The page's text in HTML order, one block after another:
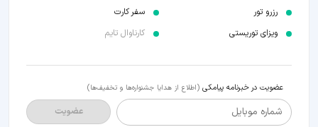
رزرو تور
ویزای توریستی
سفر کارت
کارناوال تایم
عضویت در خبرنامه پیامکی (اطلاع از هدایا جشنواره‌ها و تخفیف‌ها)
شماره موبایل عضویت